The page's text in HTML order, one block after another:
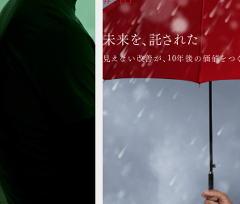
未来を、託された
見えない改善が、10年後の価値をつ